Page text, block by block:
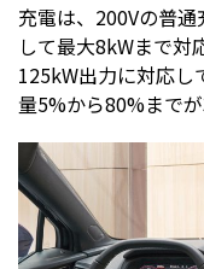
充電は、200Vの普
して最大8kWまで対
125kW出力に対応し
量5%から80%まで